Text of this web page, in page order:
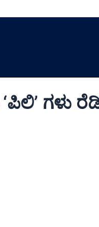
ಗಳು